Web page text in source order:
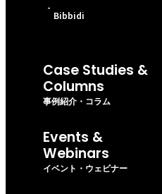
-
Bibbidi
Case Studies &
Columns
事例紹介・コラム
Events &
Webinars
イベント・ウェビナー